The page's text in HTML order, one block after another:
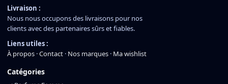
Livraison :
Nous nous occupons des livraisons pour nos
clients avec des partenaires sûrs et fiables.
Liens utiles :
À propos ·Contact · Nos marques · Ma wishlist
Catégories